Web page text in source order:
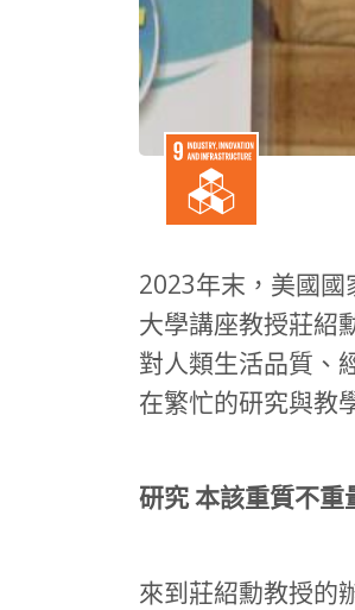
2023年末，美國
大學講座教授莊紹
對人類生活品質、
在繁忙的研究與教
研究 本該重質不重
來到莊紹勳教授的